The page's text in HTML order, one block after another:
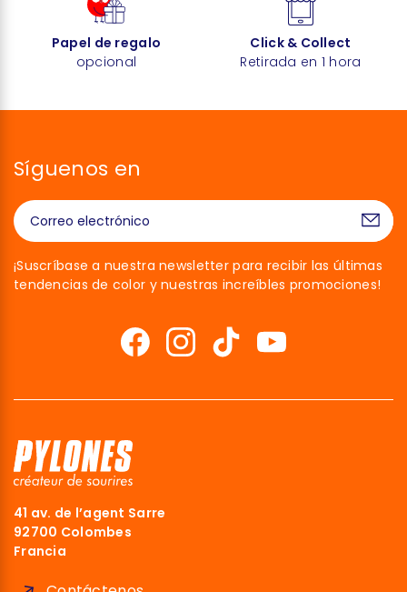
Papel de regalo
opcional
Click & Collect
Retirada en 1 hora
Síguenos en
¡Suscríbase a nuestra newsletter para recibir las últimas
tendencias de color y nuestras increíbles promociones!
41 av. de l’agent Sarre
92700 Colombes
Francia
¡Hola!
Somos las cookies
Esperamos a asegurarnos de que estuvieras interesado en el
contenido de este sitio web antes de molestarte, pero nos